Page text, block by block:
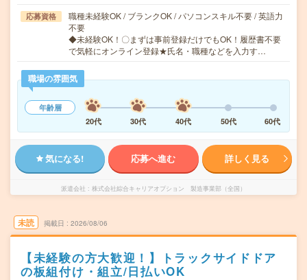
応募資格
職種未経験OK / ブランクOK / パソコンスキル不要 / 英語力
不要
◆未経験OK！〇まずは事前登録だけでもOK！履歴書不要
で気軽にオンライン登録★氏名・職種などを入力す…
職場の雰囲気
年齢層
20代
30代 40代 50代 60代
気になる! 応募へ進む 詳しく見る
派遣会社 株式会社綜合キャリアオプション 製造事業部（全国）
未読 掲載日 2026/08/06
【未経験の方大歓迎！】トラックサイドドア
の板組付け・組立/日払いOK